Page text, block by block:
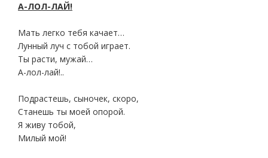
А-ЛОЛ-ЛАЙ!
Мать легко тебя качает…
Лунный луч с тобой играет.
Ты расти, мужай…
А-лол-лай!..
Подрастешь, сыночек, скоро,
Станешь ты моей опорой.
Я живу тобой,
Милый мой!